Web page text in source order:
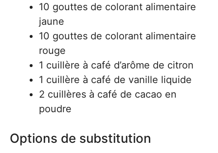
10 gouttes de colorant alimentaire
jaune
10 gouttes de colorant alimentaire
rouge
1 cuillère à café d’arôme de citron
1 cuillère à café de vanille liquide
2 cuillères à café de cacao en
poudre
Options de substitution